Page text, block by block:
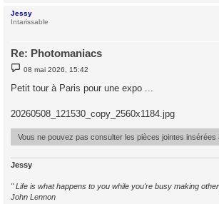
Jessy
Intarissable
Re: Photomaniacs
M
e
s
g
e
08 mai 2026, 15:42
Petit tour à Paris pour une expo ...
20260508_121530_copy_2560x1184.jpg
Vous ne pouvez pas consulter les pièces jointes insérées
Jessy
" Life is what happens to you while you're busy making
John Lennon